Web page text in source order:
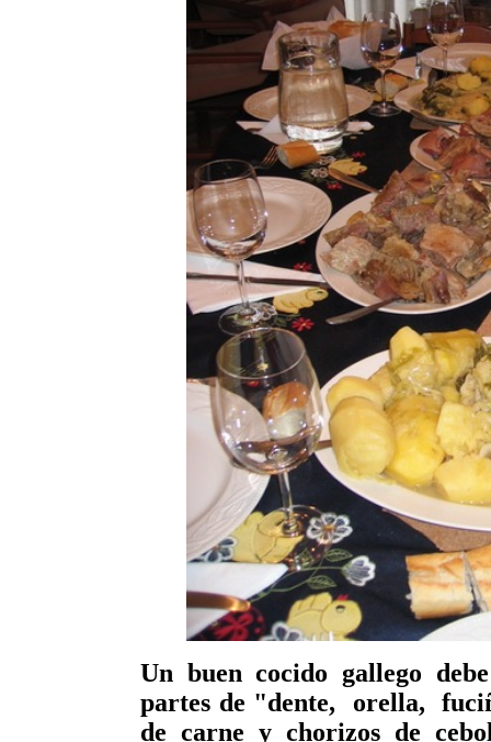
Un buen cocido gallego
partes de "dente, orella,
de carne y chorizos de